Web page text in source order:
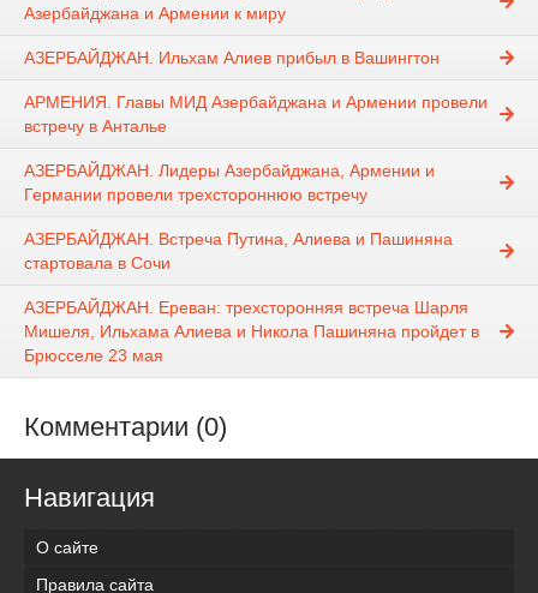
Азербайджана и Армении к миру
АЗЕРБАЙДЖАН. Ильхам Алиев прибыл в Вашингтон
АРМЕНИЯ. Главы МИД Азербайджана и Армении провели
встречу в Анталье
АЗЕРБАЙДЖАН. Лидеры Азербайджана, Армении и
Германии провели трехстороннюю встречу
АЗЕРБАЙДЖАН. Встреча Путина, Алиева и Пашиняна
стартовала в Сочи
АЗЕРБАЙДЖАН. Ереван: трехсторонняя встреча Шарля
Мишеля, Ильхама Алиева и Никола Пашиняна пройдет в
Брюсселе 23 мая
Комментарии (0)
Навигация
О сайте
Правила сайта